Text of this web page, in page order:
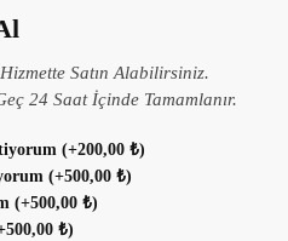
Satın Alabilirsiniz.
24 Saat İçinde Tamamlanır.
(+200,00 ₺)
(+500,00 ₺)
(+500,00 ₺)
500,00 ₺)